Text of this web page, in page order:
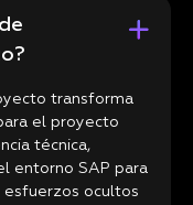
transforma
el proyecto
técnica,
entorno SAP para
esfuerzos ocultos